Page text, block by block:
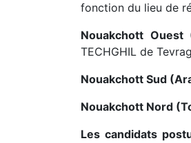
fonction du lieu de
Nouakchott
TECHGHIL de
Nouakchott Sud
Nouakchott Nord
Les candidats